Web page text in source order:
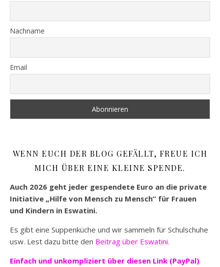
Nachname
Email
WENN EUCH DER BLOG GEFÄLLT, FREUE ICH
MICH ÜBER EINE KLEINE SPENDE.
Auch 2026 geht jeder gespendete Euro an die private
Initiative „Hilfe von Mensch zu Mensch“ für Frauen
und Kindern in Eswatini.
Es gibt eine Suppenküche und wir sammeln für Schulschuhe
usw. Lest dazu bitte den Beitrag über Eswatini.
Einfach und unkompliziert über diesen Link (PayPal)